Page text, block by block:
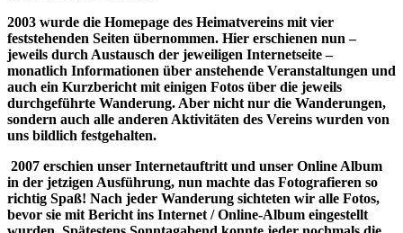
2003 wurde die Homepage des Heimatvereins mit vier
feststehenden Seiten übernommen. Hier erschienen nun –
jeweils durch Austausch der jeweiligen Internetseite –
monatlich Informationen über anstehende Veranstaltungen und
auch ein Kurzbericht mit einigen Fotos über die jeweils
durchgeführte Wanderung. Aber nicht nur die Wanderungen,
sondern auch alle anderen Aktivitäten des Vereins wurden von
uns bildlich festgehalten.
2007 erschien unser Internetauftritt und unser Online Album
in der jetzigen Ausführung, nun machte das Fotografieren so
richtig Spaß! Nach jeder Wanderung sichteten wir alle Fotos,
bevor sie mit Bericht ins Internet / Online-Album eingestellt